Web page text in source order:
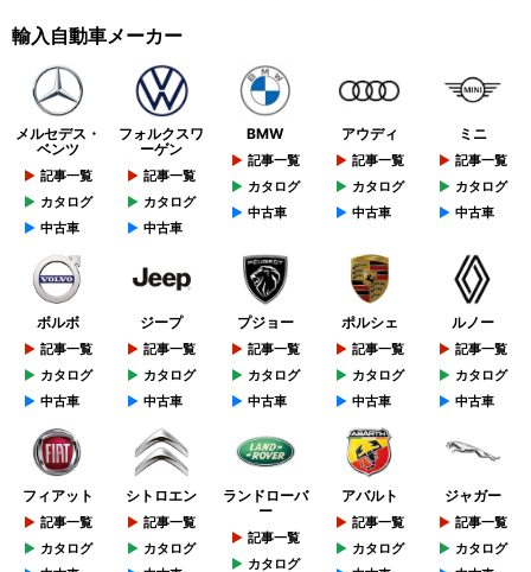
輸入自動車メーカー
メルセデス・
ベンツ
記事一覧
カタログ
中古車
フォルクスワ
ーゲン
記事一覧
カタログ
中古車
BMW
記事一覧
カタログ
中古車
アウディ
記事一覧
カタログ
中古車
ミニ
記事一覧
カタログ
中古車
ボルボ
記事一覧
カタログ
中古車
ジープ
記事一覧
カタログ
中古車
プジョー
記事一覧
カタログ
中古車
ポルシェ
記事一覧
カタログ
中古車
ルノー
記事一覧
カタログ
中古車
フィアット
記事一覧
カタログ
シトロエン
記事一覧
カタログ
ランドローバ
ー
記事一覧
カタログ
アバルト
記事一覧
カタログ
ジャガー
記事一覧
カタログ